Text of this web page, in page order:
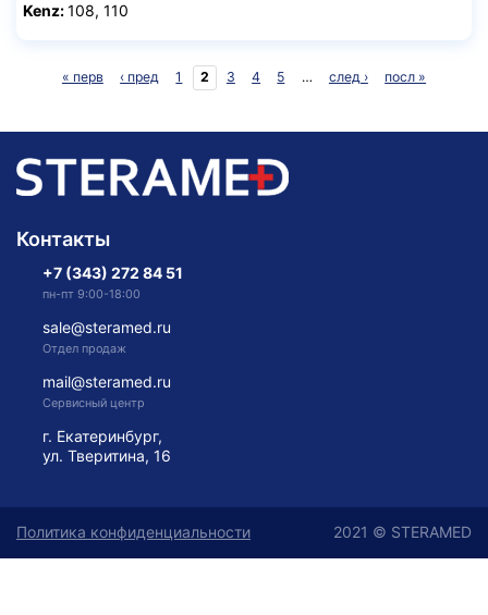
Kenz:108, 110
Страницы
« перв ‹ пред 1 2 3 4 5 … след › посл »
Контакты
+7 (343) 272 84 51
пн-пт 9:00-18:00
sale@steramed.ru
Отдел продаж
mail@steramed.ru
Сервисный центр
г. Екатеринбург,
ул. Тверитина, 16
Политика конфиденциальности 2021 © STERAMED